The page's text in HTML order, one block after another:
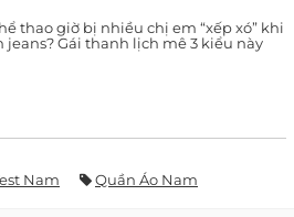
thao giờ bị nhiều chị em “xếp xó” khi
jeans? Gái thanh lịch mê 3 kiểu này
Nam Quần Áo Nam